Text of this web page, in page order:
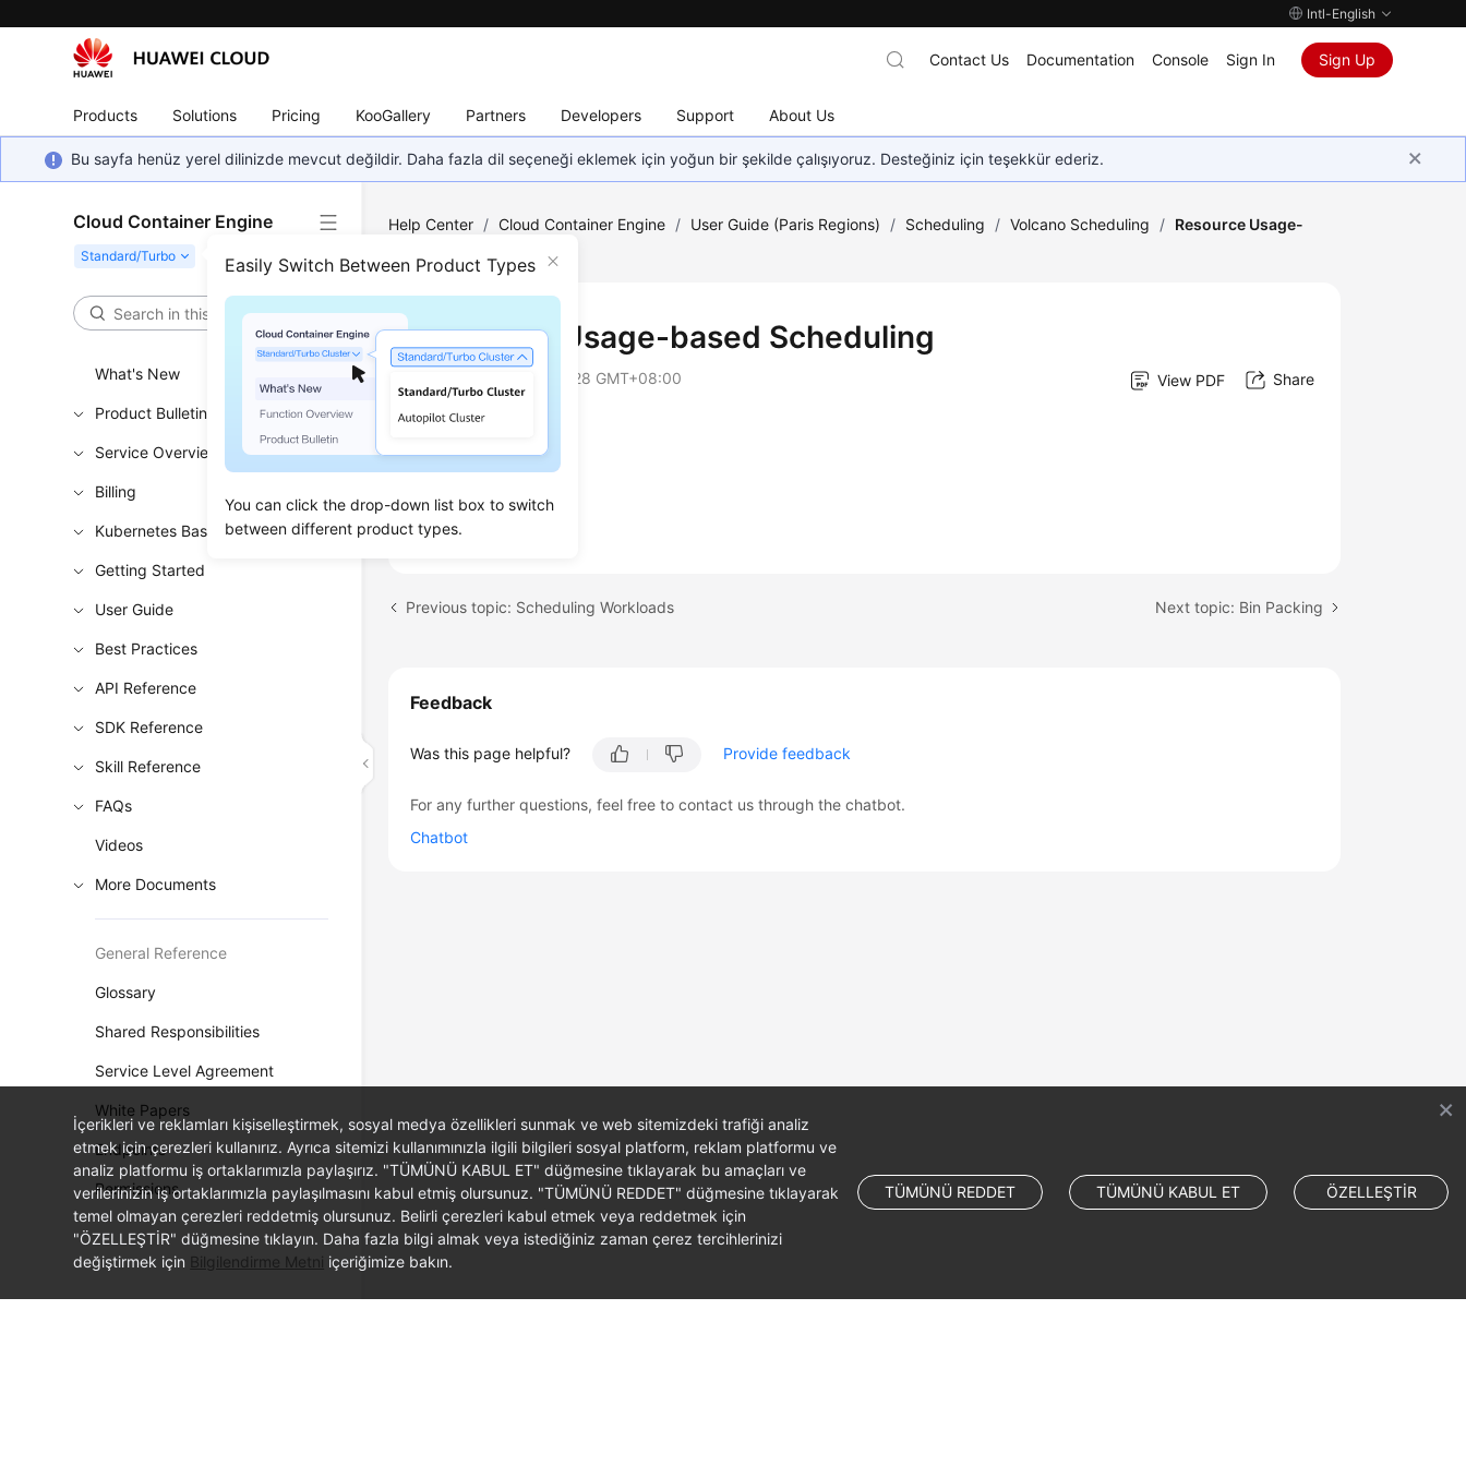
Intl-English
Products Solutions Pricing KooGallery Partners Developers Support About Us
Contact Us Documentation Console Sign In Sign Up
Bu sayfa henüz yerel dilinizde mevcut değildir. Daha fazla dil seçeneği eklemek için yoğun bir şekilde çalışıyoruz. Desteğiniz için teşekkür ederiz.
Cloud Container Engine
Easily Switch Between Product Types
You can click the drop-down list box to switch
between different product types.
What's New
Product Bulletin
Service Overview
Billing
Kubernetes Basics
Getting Started
User Guide
Best Practices
API Reference
SDK Reference
Skill Reference
FAQs
Videos
More Documents
General Reference
Glossary
Shared Responsibilities
Service Level Agreement
White Papers
Endpoints
Permissions
Help Center / Cloud Container Engine / User Guide (Paris Regions) / Scheduling / Volcano Scheduling / Resource Usage-
Resource Usage-based Scheduling
2025-02-28 GMT+08:00 View PDF Share
Node Pool Affinity
Previous topic: Scheduling Workloads Next topic: Bin Packing
Feedback
Was this page helpful? Provide feedback
For any further questions, feel free to contact us through the chatbot.
Chatbot
İçerikleri ve reklamları kişiselleştirmek, sosyal medya özellikleri sunmak ve web sitemizdeki trafiği analiz
etmek için çerezleri kullanırız. Ayrıca sitemizi kullanımınızla ilgili bilgileri sosyal platform, reklam platformu ve
analiz platformu iş ortaklarımızla paylaşırız. "TÜMÜNÜ KABUL ET" düğmesine tıklayarak bu amaçları ve
verilerinizin iş ortaklarımızla paylaşılmasını kabul etmiş olursunuz. "TÜMÜNÜ REDDET" düğmesine tıklayarak
temel olmayan çerezleri reddetmiş olursunuz. Belirli çerezleri kabul etmek veya reddetmek için
"ÖZELLEŞTİR" düğmesine tıklayın. Daha fazla bilgi almak veya istediğiniz zaman çerez tercihlerinizi
değiştirmek için Bilgilendirme Metni içeriğimize bakın.
TÜMÜNÜ REDDET TÜMÜNÜ KABUL ET ÖZELLEŞTİR